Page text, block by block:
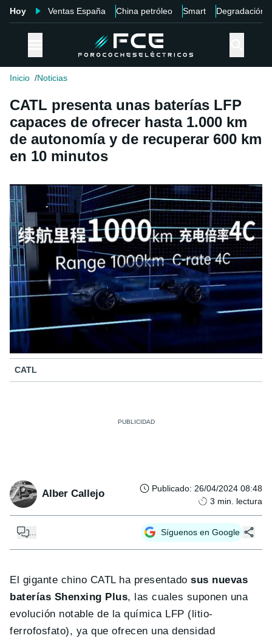
Hoy Ventas España China petróleo Smart Degradación
Inicio Noticias
CATL presenta unas baterías LFP
capaces de ofrecer hasta 1.000 km
de autonomía y de recuperar 600 km
en 10 minutos
CATL
Alber Callejo Publicado: 26/04/2024 08:48
3 min. lectura
Síguenos en Google
El gigante chino CATL ha presentadosus nuevas
baterías Shenxing Plus, las cuales suponen una
evolución notable de la química LFP (litio-
ferrofosfato), ya que ofrecen una densidad